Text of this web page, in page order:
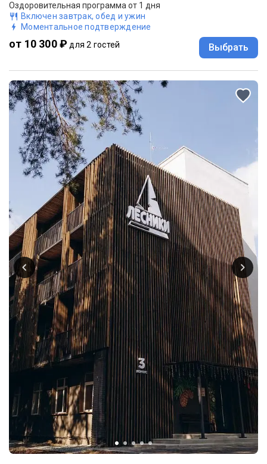
Оздоровительная программа от 1 дня
Включен завтрак, обед и ужин
Моментальное подтверждение
от 10 300 ₽ для 2 гостей Выбрать